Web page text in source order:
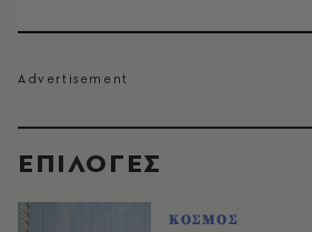
EΠΙΛΟΓΈΣ
ΚΟΣΜΟΣ